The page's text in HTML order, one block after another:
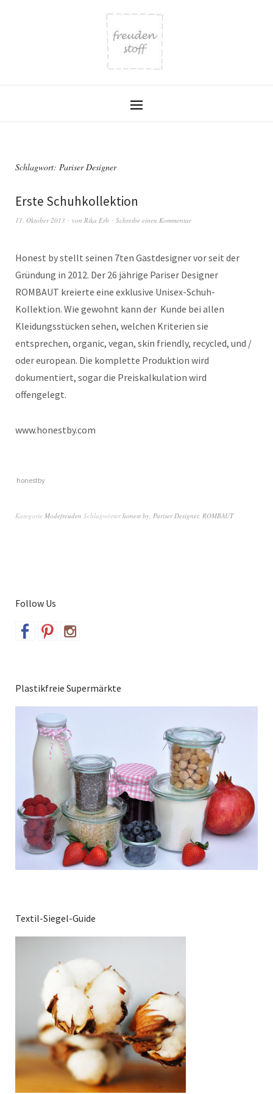
Schlagwort: Pariser Designer
Erste Schuhkollektion
11. Oktober 2013 von Rika Erb Schreibe einen Kommentar
Honest by stellt seinen 7ten Gastdesigner vor seit der
Gründung in 2012. Der 26 jährige Pariser Designer
ROMBAUT kreierte eine exklusive Unisex-Schuh-
Kollektion. Wie gewohnt kann der Kunde bei allen
Kleidungsstücken sehen, welchen Kriterien sie
entsprechen, organic, vegan, skin friendly, recycled, und /
oder european. Die komplette Produktion wird
dokumentiert, sogar die Preiskalkulation wird
offengelegt.
www.honestby.com
honestby
Kategorie Modefreuden Schlagwörterhonest by Pariser Designer, ROMBAUT
Follow Us
Plastikfreie Supermärkte
Textil-Siegel-Guide